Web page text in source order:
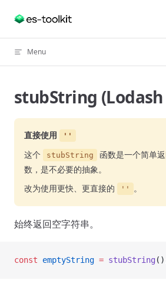
Skip to content
Menu
stubString (Lodash
直接使用 ''
这个 stubString
函数是一个简单
数，是不必要的抽象。
改为使用更快、更直接的
'' 。
始终返回空字符串。
const emptyString = stubString